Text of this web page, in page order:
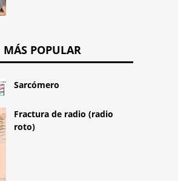
MÁS POPULAR
Sarcómero
Fractura de radio (radio
roto)